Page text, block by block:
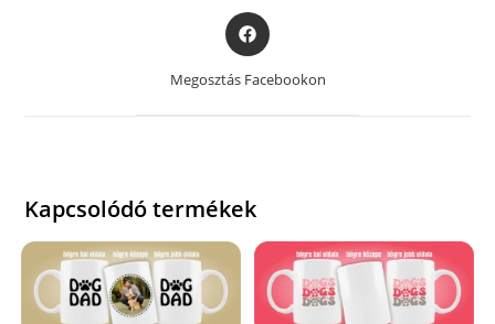
Opens
in
a
Megosztás Facebookon
Kapcsolódó termékek